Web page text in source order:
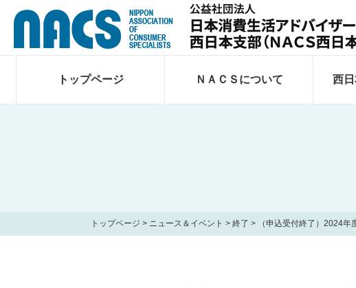
トップページ ＮＡＣＳについて 西
トップページ > ニュース＆イベント > 終了 > （申込受付終了）2024